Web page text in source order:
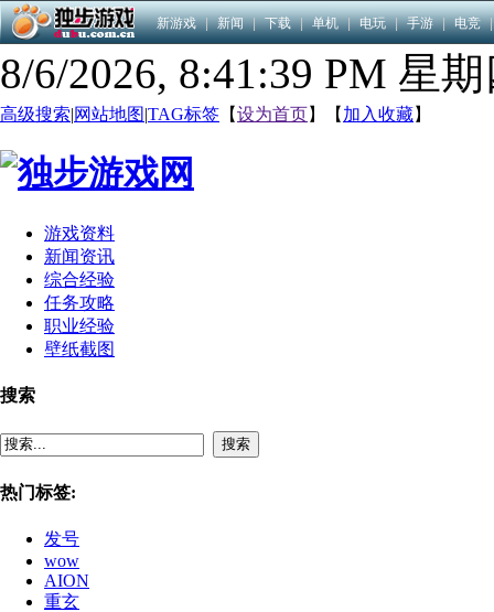
新游戏 | 新闻 | 下载 | 单机 | 电玩 | 手游 | 电竞 |
8/6/2026, 8:41:40 PM 星
高级搜索|网站地图|TAG标签 【设为首页】【 加入收藏】
游戏资料
新闻资讯
综合经验
任务攻略
职业经验
壁纸截图
搜索
搜索
热门标签:
发号
wow
AION
重玄